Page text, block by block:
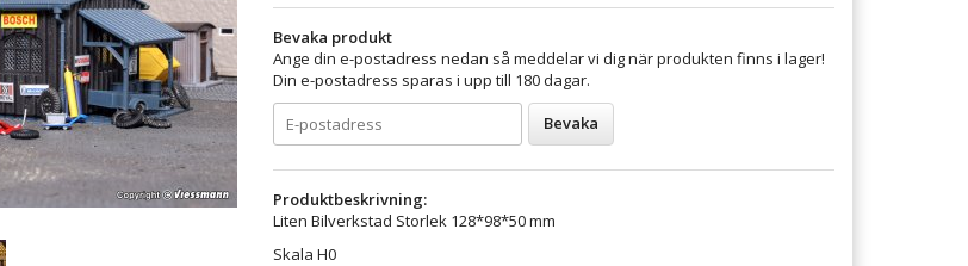
Bevaka produkt
Ange din e-postadress nedan så meddelar vi dig när produkten finns i lager!
Din e-postadress sparas i upp till 180 dagar.
Bevaka
Produktbeskrivning:
Liten Bilverkstad Storlek 128*98*50 mm
Skala H0